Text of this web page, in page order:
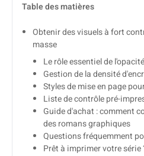
Table des matières
Obtenir des visuels à fort
masse
Le rôle essentiel de
Gestion de la densité
Styles de mise en page
Liste de contrôle pré-
Guide d'achat : comment
des romans graphiques
Questions fréquemment
Prêt à imprimer votre série